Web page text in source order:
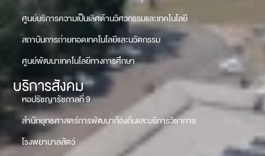
ศูนย์บริการความเป็นเลิศด้านวิศวกรรมและเทคโนโลยี
สถาบันการถ่ายทอดเทคโนโลยีและนวัตกรรม
ศูนย์พัฒนาเทคโนโลยีทางการศึกษา
บริการสังคม
หอปรัชญารัชกาลที่ 9
สำนักยุทธศาสตร์การพัฒนาท้องถิ่นและบริการวิชาการ
โรงพยาบาลสัตว์